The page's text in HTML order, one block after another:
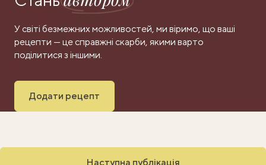
У світі безмежних можливостей, ми віримо, що ваші
рецепти — це справжні скарби, якими варто
поділитися з іншими.
Додати рецепт
Наступна публікація